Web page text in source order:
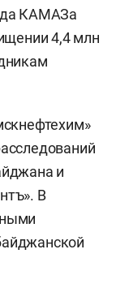
КАМАЗа
4,4 млн
и
В